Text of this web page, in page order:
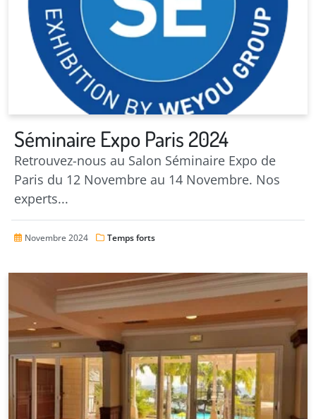
Séminaire Expo Paris 2024
Retrouvez-nous au Salon Séminaire Expo de
Paris du 12 Novembre au 14 Novembre. Nos
experts...
Novembre 2024 Temps forts